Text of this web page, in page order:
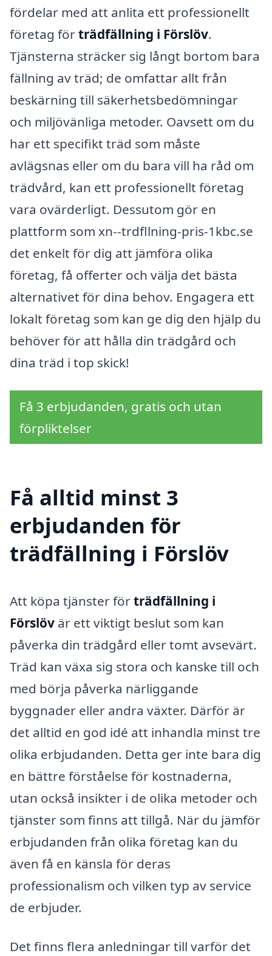
fördelar med att anlita ett professionellt
företag förträdfällning i Förslöv.
Tjänsterna sträcker sig långt bortom bara
fällning av träd; de omfattar allt från
beskärning till säkerhetsbedömningar
och miljövänliga metoder. Oavsett om du
har ett specifikt träd som måste
avlägsnas eller om du bara vill ha råd om
trädvård, kan ett professionellt företag
vara ovärderligt. Dessutom gör en
plattform som xn--trdfllning-pris-1kbc.se
det enkelt för dig att jämföra olika
företag, få offerter och välja det bästa
alternativet för dina behov. Engagera ett
lokalt företag som kan ge dig den hjälp du
behöver för att hålla din trädgård och
dina träd i top skick!
Få 3 erbjudanden, gratis och utan
förpliktelser
Få alltid minst 3
erbjudanden för
trädfällning i Förslöv
Att köpa tjänster förträdfällning i
Förslöv är ett viktigt beslut som kan
påverka din trädgård eller tomt avsevärt.
Träd kan växa sig stora och kanske till och
med börja påverka närliggande
byggnader eller andra växter. Därför är
det alltid en god idé att inhandla minst tre
olika erbjudanden. Detta ger inte bara dig
en bättre förståelse för kostnaderna,
utan också insikter i de olika metoder och
tjänster som finns att tillgå. När du jämför
erbjudanden från olika företag kan du
även få en känsla för deras
professionalism och vilken typ av service
de erbjuder.
Det finns flera anledningar till varför det